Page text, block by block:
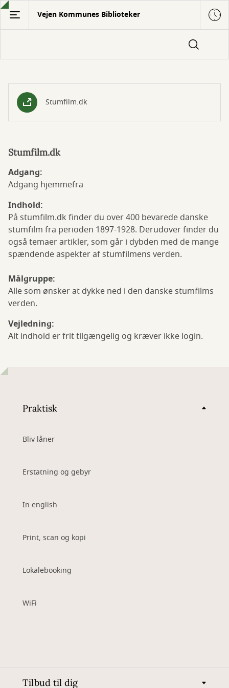
Gå
hovedindhold
Vejen Kommunes Biblioteker
Stumfilm.dk
Stumfilm.dk
Stumfilm.dk
Adgang:
Adgang hjemmefra
Indhold:
På stumfilm.dk finder du over 400 bevarede danske
stumfilm fra perioden 1897-1928. Derudover finder du
også temaer artikler, som går i dybden med de mange
spændende aspekter af stumfilmens verden.
Målgruppe:
Alle som ønsker at dykke ned i den danske stumfilms
verden.
Vejledning:
Alt indhold er frit tilgængelig og kræver ikke login.
Praktisk
Bliv låner
Erstatning og gebyr
In english
Print, scan og kopi
Lokalebooking
WiFi
Tilbud til dig